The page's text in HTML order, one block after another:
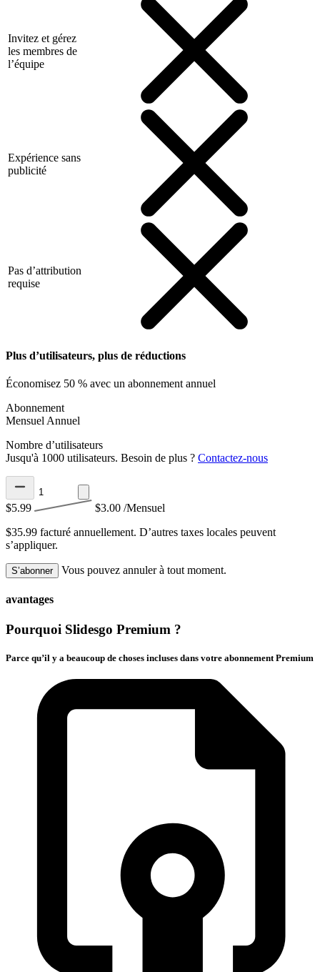
Invitez et gérez
les membres de
l’équipe
Expérience sans
publicité
Pas d’attribution
requise
Plus d’utilisateurs, plus de réductions
Économisez 50 % avec un abonnement annuel
Abonnement
Mensuel Annuel
Nombre d’utilisateurs
Jusqu'à 1000 utilisateurs. Besoin de plus ? Contactez-nous
$5.99 $3.00 /Mensuel
$35.99 facturé annuellement. D’autres taxes locales peuvent
s’appliquer.
S’abonner Vous pouvez annuler à tout moment.
avantages
Pourquoi Slidesgo Premium ?
Parce qu’il y a beaucoup de choses incluses dans votre abonnement Premium